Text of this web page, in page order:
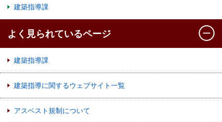
建築指導課
よく見られているページ
建築指導課
建築指導に関するウェブサイト一覧
アスベスト規制について